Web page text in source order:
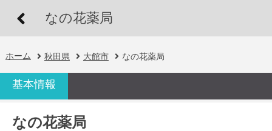
なの花薬局
ホーム 秋田県 大館市 なの花薬局
基本情報
なの花薬局